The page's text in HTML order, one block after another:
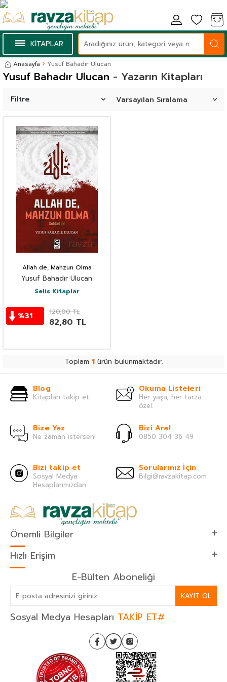
KİTAPLAR
Anasayfa Yusuf Bahadır Ulucan
- Yazarın Kitapları
Yusuf Bahadır Ulucan
Filtre
Allah de, Mahzun Olma
Yusuf Bahadır Ulucan
Selis Kitaplar
%31 120,00TL
82,80 TL
Toplam 1ürün bulunmaktadır.
Blog
Kitapları takip et.
Okuma Listeleri
Her yaşa, her tarza
özel.
Bize Yaz
Ne zaman istersen!
Bizi Ara!
0850 304 36 49
Bizi takip et
Sosyal Medya
Hesaplarımızdan
Sorularınız İçin
Bilgi@ravzakitap.com
Önemli Bilgiler
Hızlı Erişim
E-Bülten Aboneliği
KAYIT OL
Sosyal Medya Hesapları TAKİP ET#